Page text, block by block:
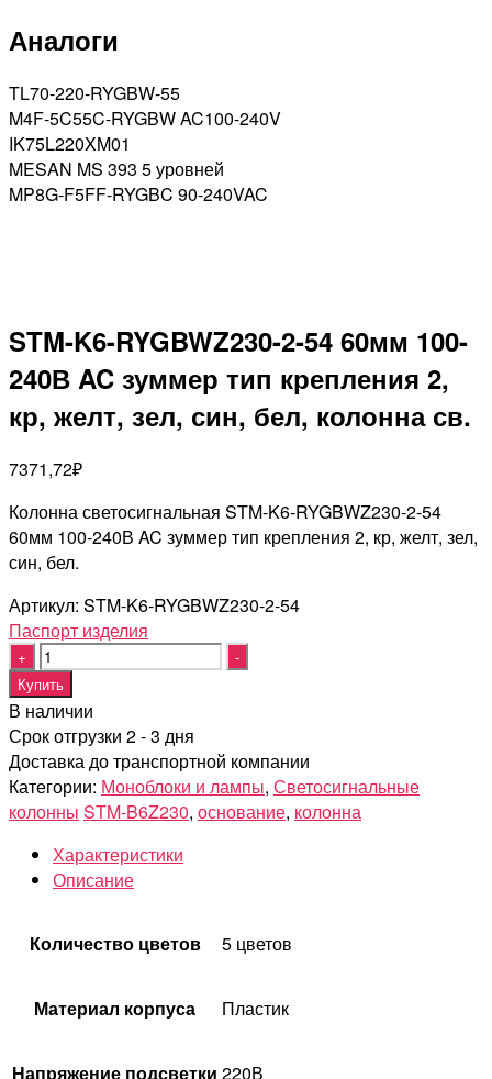
Аналоги
TL70-220-RYGBW-55
M4F-5C55C-RYGBW AC100-240V
IK75L220XM01
MESAN MS 393 5 уровней
MP8G-F5FF-RYGBC 90-240VAC
STM-K6-RYGBWZ230-2-54 60мм 100-
240В AC зуммер тип крепления 2,
кр, желт, зел, син, бел, колонна св.
7371,72₽
Колонна светосигнальная STM-K6-RYGBWZ230-2-54
60мм 100-240В AC зуммер тип крепления 2, кр, желт, зел,
син, бел.
Артикул: STM-K6-RYGBWZ230-2-54
Паспорт изделия
Quantity
Купить
В наличии
Срок отгрузки 2 - 3 дня
Доставка до транспортной компании
Категории: Моноблоки и лампы, Светосигнальные
колонны STM-B6Z230, основание, колонна
Характеристики
Описание
Количество цветов 5 цветов
Материал корпуса Пластик
Напряжение подсветки 220В